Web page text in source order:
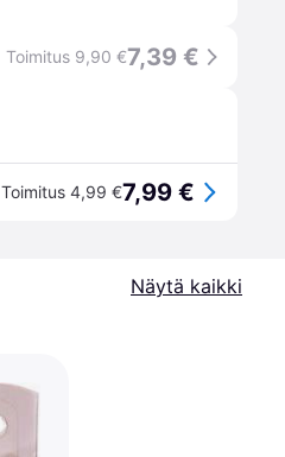
Toimitus 9,90 €7,39 €
Toimitus 4,99 €7,99 €
Näytä kaikki